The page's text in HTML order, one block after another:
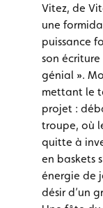
Vitez, de
une
puissance
son
génial ».
mettant le
projet :
troupe, où
quitte à
en baskets
énergie de
désir d’un